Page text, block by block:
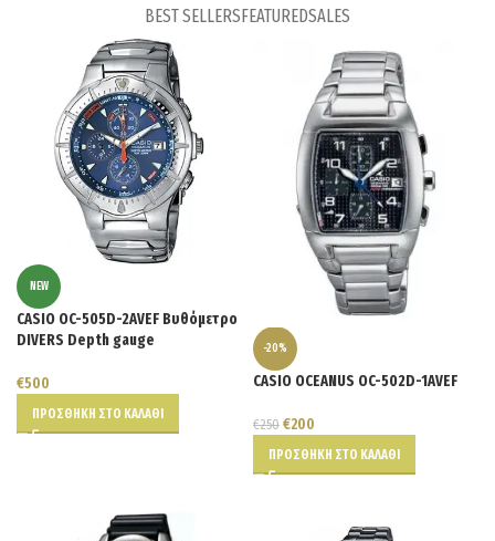
BEST SELLERSFEATUREDSALES
NEW
CASIO OC-505D-2AVEF Βυθόμετρο
DIVERS Depth gauge
€500
ΠΡΟΣΘΉΚΗ ΣΤΟ ΚΑΛΆΘΙ
-20%
CASIO OCEANUS OC-502D-1AVEF
€250 €200
ΠΡΟΣΘΉΚΗ ΣΤΟ ΚΑΛΆΘΙ